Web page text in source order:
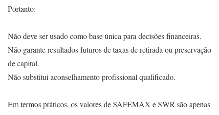
Portanto:
Não deve ser usado como base única para decisões financeiras.
Não garante resultados futuros de taxas de retirada ou preservação
de capital.
Não substitui aconselhamento profissional qualificado.
Em termos práticos, os valores de SAFEMAX e SWR são apenas